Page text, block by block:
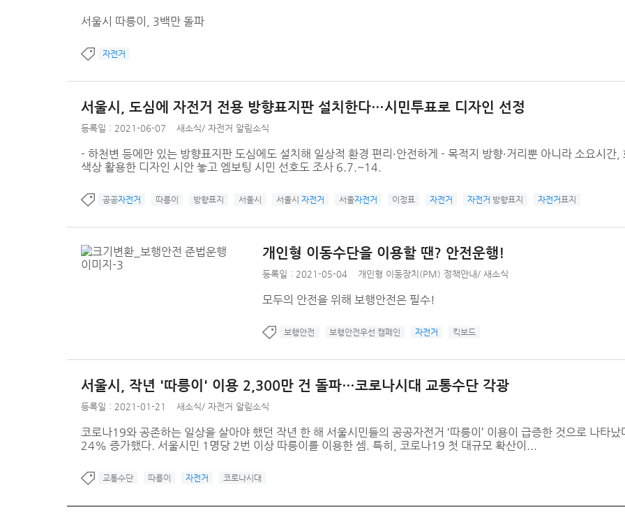
서울시 따릉이, 3백만 돌파
자전거
서울시, 도심에 자전거 전용 방향표지판 설치한다…시민투표로 디자인 선정
등록일 : 2021-06-07 새소식/ 자전거 알림소식
- 하천변 등에만 있는 방향표지판 도심에도 설치해 일상적 환경 편리·안전하게 - 목적지 방향·거리뿐 아니라 소요시
색상 활용한 디자인 시안 놓고 엠보팅 시민 선호도 조사 6.7.~14.
공공자전거 따릉이 방향표지 서울시 서울시 자전거 서울자전거 이정표 자전거 자전거 방향표지 자전거표지
개인형 이동수단을 이용할 땐? 안전운행!
등록일 : 2021-05-04 개인형 이동장치(PM) 정책안내/ 새소식
모두의 안전을 위해 보행안전은 필수!
보행안전 보행안전우선 캠페인 자전거 킥보드
서울시, 작년 '따릉이' 이용 2,300만 건 돌파…코로나시대 교통수단 각광
등록일 : 2021-01-21 새소식/ 자전거 알림소식
코로나19와 공존하는 일상을 살아야 했던 작년 한 해 서울시민들의 공공자전거 ‘따릉이’ 이용이 급증한 것으로 나타
24% 증가했다. 서울시민 1명당 2번 이상 따릉이를 이용한 셈. 특히, 코로나19 첫 대규모 확산이...
교통수단 따릉이 자전거 코로나시대